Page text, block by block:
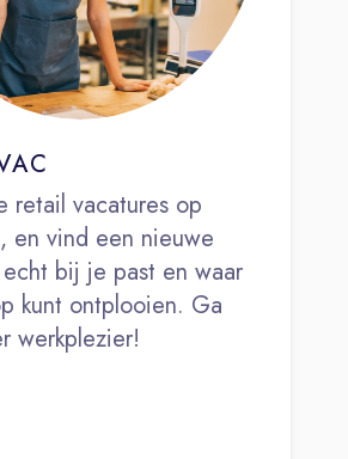
retail vacatures op
en vind een nieuwe
bij je past en waar
kunt ontplooien. Ga
werkplezier!